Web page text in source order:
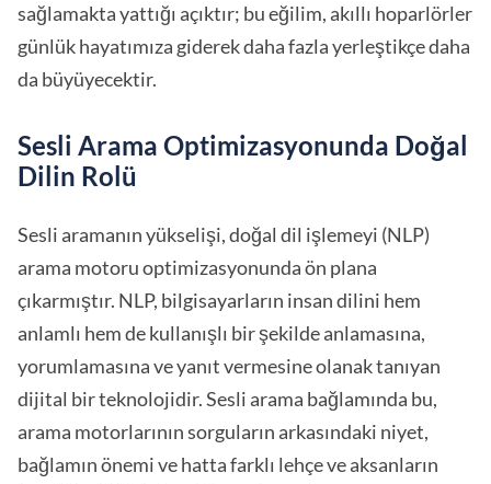
sağlamakta yattığı açıktır; bu eğilim, akıllı hoparlörler
günlük hayatımıza giderek daha fazla yerleştikçe daha
da büyüyecektir.
Sesli Arama Optimizasyonunda Doğal
Dilin Rolü
Sesli aramanın yükselişi, doğal dil işlemeyi (NLP)
arama motoru optimizasyonunda ön plana
çıkarmıştır. NLP, bilgisayarların insan dilini hem
anlamlı hem de kullanışlı bir şekilde anlamasına,
yorumlamasına ve yanıt vermesine olanak tanıyan
dijital bir teknolojidir. Sesli arama bağlamında bu,
arama motorlarının sorguların arkasındaki niyet,
bağlamın önemi ve hatta farklı lehçe ve aksanların